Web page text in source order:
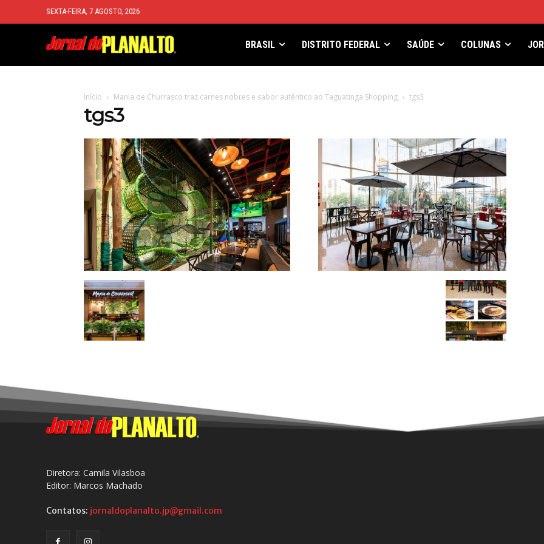
SEXTA-FEIRA, 7 AGOSTO, 2026
BRASIL DISTRITO FEDERAL SAÚDE COLUNAS
Início Mania de Churrasco traz carnes nobres e sabor autêntico ao Taguatinga Shopping tgs3
tgs3
Diretora: Camila Vilasboa
Editor: Marcos Machado
Contatos: jornaldoplanalto.jp@gmail.com